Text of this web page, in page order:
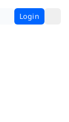
Login